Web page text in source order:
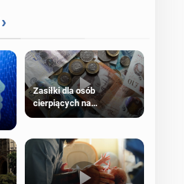
›
Zasiłki dla osób
cierpiących na
schorzenia psychiczne